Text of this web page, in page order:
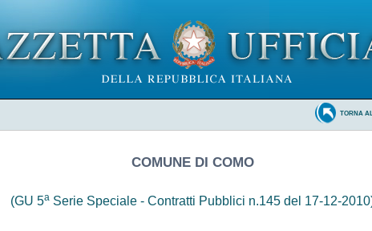
TORNA
COMUNE DI COMO
(GU 5a Serie Speciale - Contratti Pubblici n.145 del 17-12-